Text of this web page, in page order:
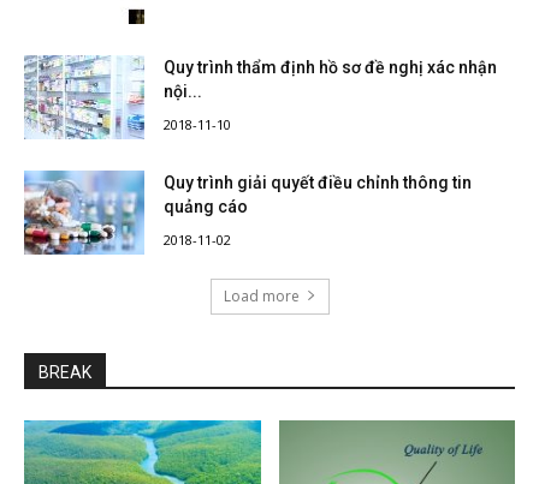
Quy trình thẩm định hồ sơ đề nghị xác nhận
nội...
2018-11-10
Quy trình giải quyết điều chỉnh thông tin
quảng cáo
2018-11-02
Load more
BREAK